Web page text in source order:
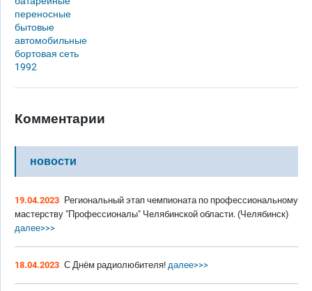
переносные
бытовые
автомобильные
бортовая сеть
1992
Комментарии
новости
19.04.2023 Региональный этап чемпионата по профессиональному
мастерству "Профессионалы" Челябинской области. (Челябинск)
далее>>>
18.04.2023 С Днём радиолюбителя! далее>>>